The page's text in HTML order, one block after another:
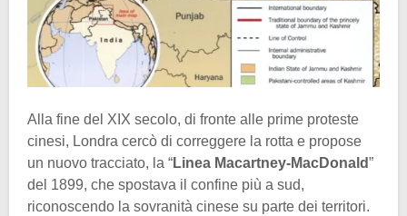
Alla fine del XIX secolo, di fronte alle prime proteste
cinesi, Londra cercò di correggere la rotta e propose
un nuovo tracciato, la “Linea Macartney-MacDonald”
del 1899, che spostava il confine più a sud,
riconoscendo la sovranità cinese su parte dei territori.